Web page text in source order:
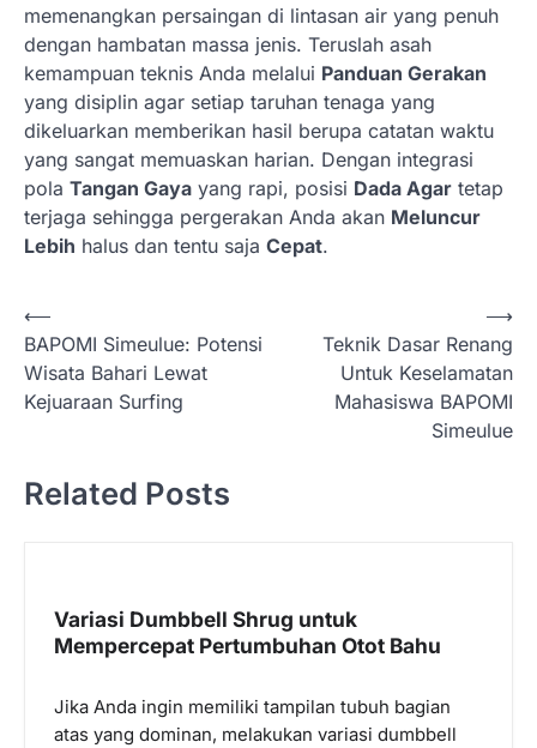
memenangkan persaingan di lintasan air yang penuh
dengan hambatan massa jenis. Teruslah asah
kemampuan teknis Anda melalui Panduan Gerakan
yang disiplin agar setiap taruhan tenaga yang
dikeluarkan memberikan hasil berupa catatan waktu
yang sangat memuaskan harian. Dengan integrasi
pola Tangan Gaya yang rapi, posisi Dada Agar tetap
terjaga sehingga pergerakan Anda akan Meluncur
Lebih halus dan tentu saja Cepat.
N
a
v
a
⟵
BAPOMI Simeulue: Potensi
Wisata Bahari Lewat
Kejuaraan Surfing
Teknik Dasar Renang
Untuk Keselamatan
Mahasiswa BAPOMI
Simeulue
⟶
Related Posts
Variasi Dumbbell Shrug untuk
Mempercepat Pertumbuhan Otot Bahu
Jika Anda ingin memiliki tampilan tubuh bagian
atas yang dominan, melakukan variasi dumbbell